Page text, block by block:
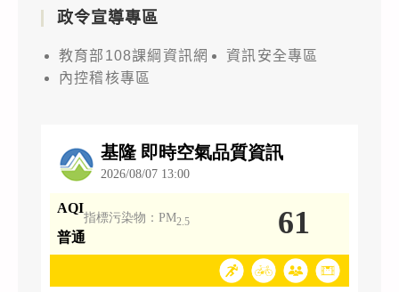
政令宣導專區
教育部108課綱資訊網
資訊安全專區
內控稽核專區